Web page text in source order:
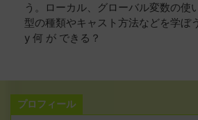
う。ローカル、グローバル変数の使
型の種類やキャスト方法などを学ぼ
y 何 が できる？
プロフィール